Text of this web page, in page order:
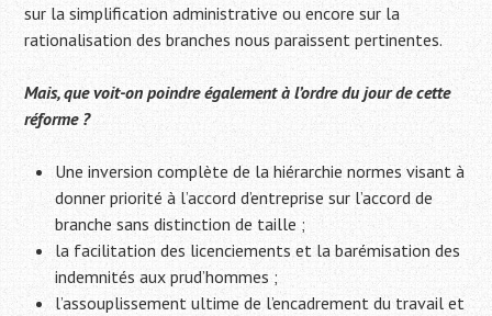
sur la simplification administrative ou encore sur la
rationalisation des branches nous paraissent pertinentes.
Mais, que voit-on poindre également à l’ordre du jour de cette
réforme ?
Une inversion complète de la hiérarchie normes visant à
donner priorité à l’accord d’entreprise sur l’accord de
branche sans distinction de taille ;
la facilitation des licenciements et la barémisation des
indemnités aux prud’hommes ;
l’assouplissement ultime de l’encadrement du travail et